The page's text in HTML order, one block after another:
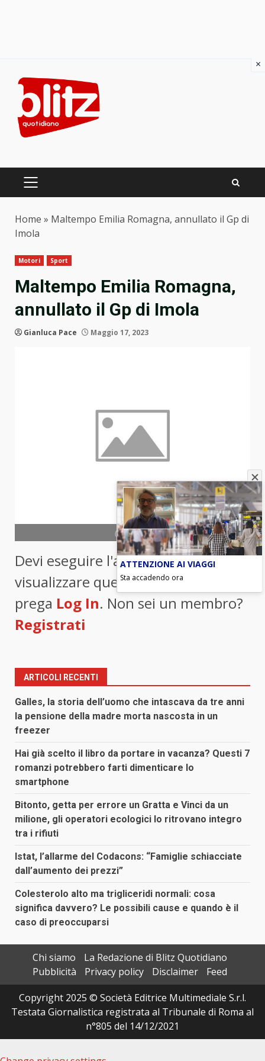
content
PRIMARY
Home » Maltempo Emilia Romagna, annullato il Gp di
Imola
Motori Sport
Maltempo Emilia Romagna,
annullato il Gp di Imola
Gianluca Pace Maggio 17, 2023
(foto Ansa)
Devi eseguire l'accesso per
visualizzare questo contenuto. Si
prega Log In. Non sei un membro?
Registrati
ARTICOLI RECENTI
Galles, la storia dell’uomo che intascava da tre anni
la pensione della madre morta nascosta in un
freezer
Hai già scelto il libro da portare in vacanza? Questi 7
romanzi potrebbero farti dimenticare lo
smartphone
Bitonto, getta per errore un Gratta e Vinci da un
milione, gli operatori ecologici lo ritrovano integro
tra i rifiuti
Istat, l’allarme del Codacons: “Famiglie schiacciate
dall’aumento dei prezzi”
Colesterolo alto ma trigliceridi normali: cosa
significa davvero? Le possibili cause e quando è il
caso di preoccuparsi
Chi siamo
La Redazione di Blitz Quotidiano
Pubblicità
Privacy policy Disclaimer
Feed
Copyright 2025 © Società Editrice Multimediale S.r.l.
Testata Giornalistica registrata al Tribunale di Roma al
n°805 del 14/12/2021
×
ATTENZIONE AI VIAGGI
Sta accadendo ora